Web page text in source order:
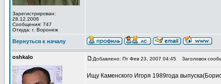
Зарегистрирован:
28.12.2006
Сообщения: 747
Откуда: г. Воронеж
Вернуться к началу
oshkalo Добавлено: Пт Фев 23, 2007 04:45 Заголовок
Ищу Каменского Игоря 1989года